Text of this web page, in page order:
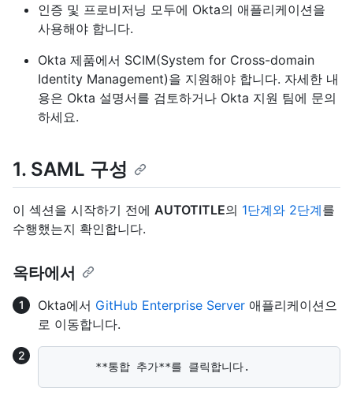
인증 및 프로비저닝 모두에 Okta의 애플리케이션을
사용해야 합니다.
Okta 제품에서 SCIM(System for Cross-domain
Identity Management)을 지원해야 합니다. 자세한 내
용은 Okta 설명서를 검토하거나 Okta 지원 팀에 문의
하세요.
1. SAML 구성
이 섹션을 시작하기 전에 AUTOTITLE의 1단계와 2단계를
수행했는지 확인합니다.
옥타에서
Okta에서 GitHub Enterprise Server 애플리케이션으
로 이동합니다.